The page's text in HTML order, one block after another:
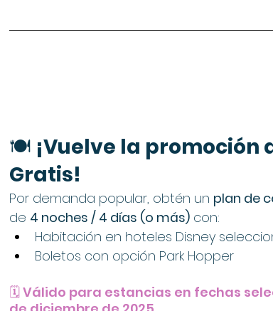
🍽️ ¡Vuelve la promoción
Gratis!
Por demanda popular, obtén un plan de
de 4 noches / 4 días (o más) con:
Habitación en hoteles Disney
Boletos con opción Park Hopper
🗓️ Válido para estancias en fechas